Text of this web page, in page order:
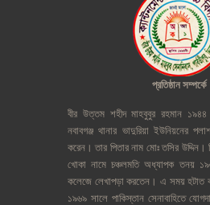
প্রতিষ্ঠান সম্পর্কে
বীর উত্তম শহীদ মাহবুবুর রহমান ১৯৪৪
নবাবগঞ্জ থানার ভাদুরিয়া ইউনিয়নের
করেন। তার পিতার নাম মোঃ তসির উদ্দিন।
খোকা নামে চঞ্চলমতি অধ্যাপক তনয়
কলেজে লেখাপড়া করতেন। এ সময় হটাত
১৯৬৯ সালে পাকিস্তান সেনাবাহিতে